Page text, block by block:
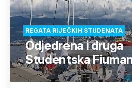
REGATA RIJEČKIH STUDENATA
Odjedrena i druga
Studentska